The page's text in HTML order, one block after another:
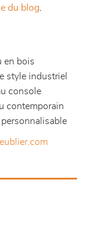
du blog
en bois
style industriel
console
contemporain